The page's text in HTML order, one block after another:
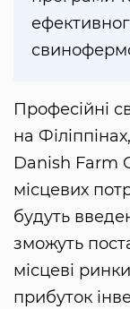
Професійні
на
Danish Farm
місцевих
будуть
зможуть
місцеві
прибуток